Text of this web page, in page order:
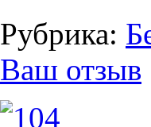
Рубрика:
Ваш отзыв